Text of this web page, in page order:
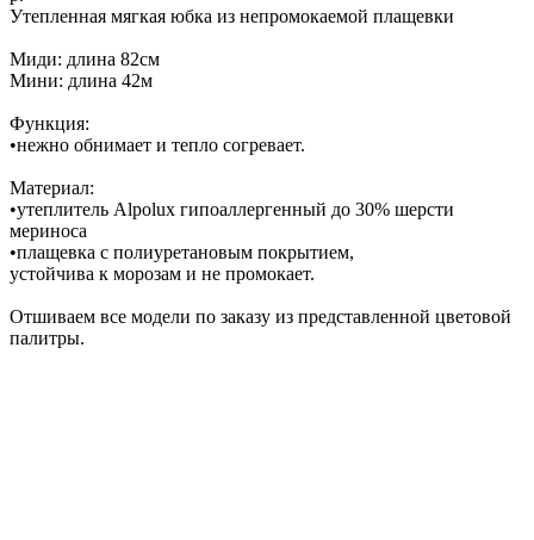
Утепленная мягкая юбка из непромокаемой плащевки
Миди: длина 82см
Мини: длина 42м
Функция:
•нежно обнимает и тепло согревает.
Материал:
•утеплитель Alpolux гипоаллергенный до 30% шерсти
мериноса
•плащевка с полиуретановым покрытием,
устойчива к морозам и не промокает.
Отшиваем все модели по заказу из представленной цветовой
палитры.